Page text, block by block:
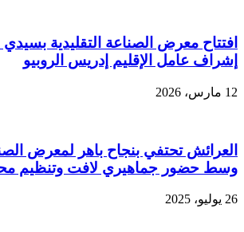
افتتاح معرض الصناعة التقليدية
إشراف عامل الإقليم إدريس الروبيو
12 مارس، 2026
العرائش تحتفي بنجاح باهر لمعرض
وسط حضور جماهيري لافت وتنظيم
26 يوليو، 2025